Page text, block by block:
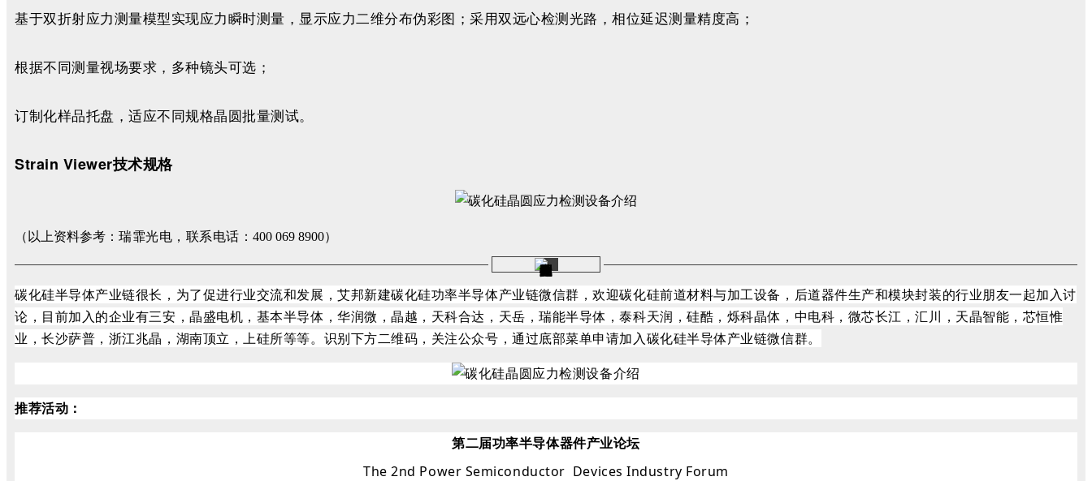
基于双折射应力测量模型实现应力瞬时测量，显示应力二维分布伪彩图；采用双远心检测光路，相位延迟测量精度高；
根据不同测量视场要求，多种镜头可选；
订制化样品托盘，适应不同规格晶圆批量测试。
Strain Viewer技术规格
（以上资料参考： 瑞霏光电，联系电话： 400 069 8900）
碳化硅半导体产业链很长，为了促进行业交流和发展，艾邦新建碳化硅功率半导体产业链微信群，欢迎碳化硅前道材料与加工设备，后道器件生产和模块封装的行业朋友一起加入讨
论，目前加入的企业有三安，晶盛电机，基本半导体，华润微，晶越，天科合达，天岳，瑞能半导体，泰科天润，硅酷，烁科晶体，中电科，微芯长江，汇川，天晶智能，芯恒惟
业，长沙萨普，浙江兆晶，湖南顶立，上硅所等等。识别下方二维码，关注公众号，通过底部菜单申请加入碳化硅半导体产业链微信群。
推荐活动：
第二届功率半导体器件产业论坛
The 2nd Power Semiconductor Devices Industry Forum